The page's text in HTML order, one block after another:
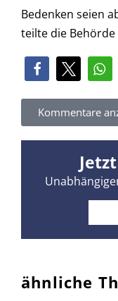
Bedenken seien
teilte die Behörde
Kommentare
ähnliche